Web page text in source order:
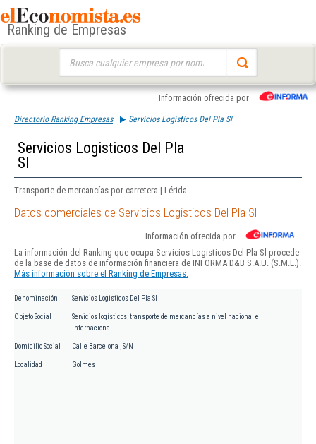
Ranking de Empresas
Información ofrecida por
Directorio Ranking Empresas Servicios Logisticos Del Pla Sl
Servicios Logisticos Del Pla
Sl
Transporte de mercancías por carretera | Lérida
Datos comerciales de Servicios Logisticos Del Pla Sl
Información ofrecida por
La información del Ranking que ocupa Servicios Logisticos Del Pla Sl procede
de la base de datos de información financiera de INFORMA D&B S.A.U. (S.M.E.).
Más información sobre el Ranking de Empresas.
Denominación Servicios Logisticos Del Pla Sl
Objeto Social
Servicios logísticos, transporte de mercancías a nivel nacional e
internacional.
Domicilio Social Calle Barcelona , S/N
Localidad Golmes